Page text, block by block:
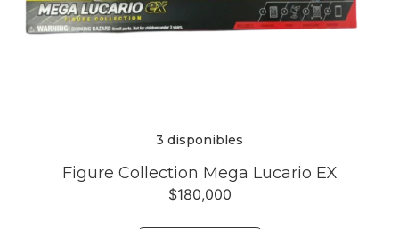
3 disponibles
Figure Collection Mega Lucario EX
$180,000